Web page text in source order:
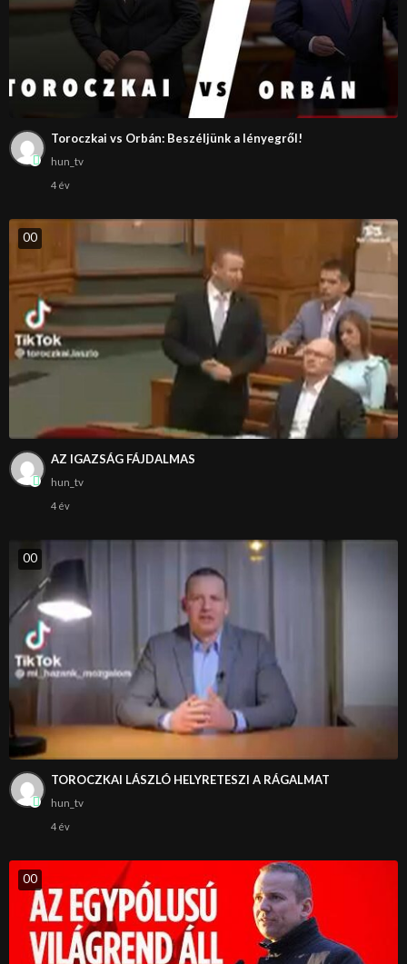
Toroczkai vs Orbán: Beszéljünk a lényegről!
hun_tv
4 év
00
AZ IGAZSÁG FÁJDALMAS
hun_tv
4 év
00
TOROCZKAI LÁSZLÓ HELYRETESZI A RÁGALMAT
hun_tv
4 év
00